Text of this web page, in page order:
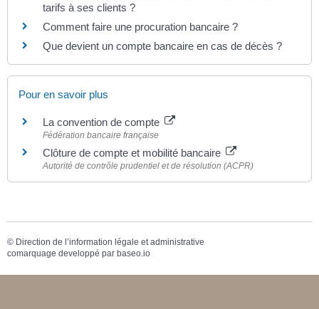
tarifs à ses clients ?
Comment faire une procuration bancaire ?
Que devient un compte bancaire en cas de décès ?
Pour en savoir plus
La convention de compte
Fédération bancaire française
Clôture de compte et mobilité bancaire
Autorité de contrôle prudentiel et de résolution (ACPR)
© Direction de l’information légale et administrative
comarquage developpé par baseo.io